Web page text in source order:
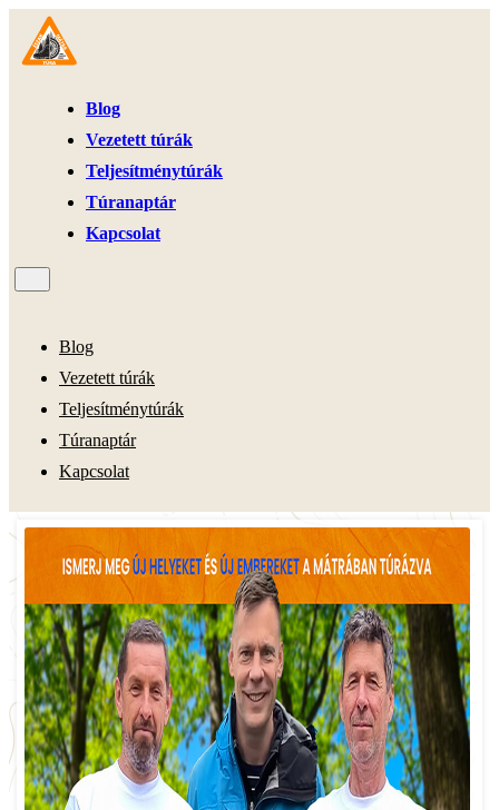
Blog
Vezetett túrák
Teljesítménytúrák
Túranaptár
Kapcsolat
Blog
Vezetett túrák
Teljesítménytúrák
Túranaptár
Kapcsolat